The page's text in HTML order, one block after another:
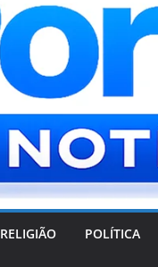
RELIGIÃO POLÍTICA